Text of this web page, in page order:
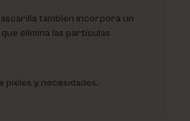
también incorpora un
elimina las partículas
y necesidades.